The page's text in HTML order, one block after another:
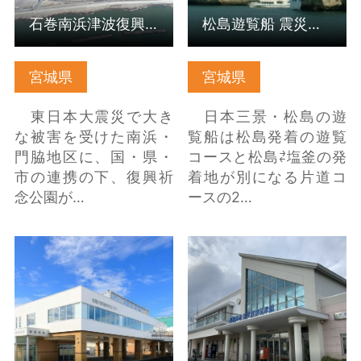
宮城県
東日本大震災で大き
な被害を受けた南浜・
門脇地区に、国・県・
市の連携の下、復興祈
念公園が…
石巻南浜津波復興祈念公園
宮城県
日本三景・松島の遊
覧船は松島発着の遊覧
コースと松島⇄塩釜の発
着地が別になる片道コ
ースの2…
松島遊覧船 震災語り部クルーズ
塩竃市津波防災センタ
ー の詳細はこちら
東松島市東日本大震災
復興記念公園 の詳細は
こちら